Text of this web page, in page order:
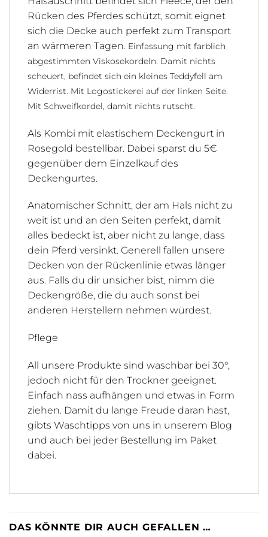
Rücken des Pferdes schützt, somit eignet
sich die Decke auch perfekt zum Transport
an wärmeren Tagen. Einfassung mit farblich
abgestimmten Viskosekordeln. Damit nichts
scheuert, befindet sich ein kleines Teddyfell am
Widerrist. Mit Logostickerei auf der linken Seite.
Mit Schweifkordel, damit nichts rutscht.
Als Kombi mit elastischem Deckengurt in
Rosegold bestellbar. Dabei sparst du 5€
gegenüber dem Einzelkauf des
Deckengurtes.
Anatomischer Schnitt, der am Hals nicht zu
weit ist und an den Seiten perfekt, damit
alles bedeckt ist, aber nicht zu lange, dass
dein Pferd versinkt. Generell fallen unsere
Decken von der Rückenlinie etwas länger
aus. Falls du dir unsicher bist, nimm die
Deckengröße, die du auch sonst bei
anderen Herstellern nehmen würdest.
Pflege
All unsere Produkte sind waschbar bei 30°,
jedoch nicht für den Trockner geeignet.
Einfach nass aufhängen und etwas in Form
ziehen. Damit du lange Freude daran hast,
gibts Waschtipps von uns in unserem Blog
und auch bei jeder Bestellung im Paket
dabei.
DAS KÖNNTE DIR AUCH GEFALLEN …